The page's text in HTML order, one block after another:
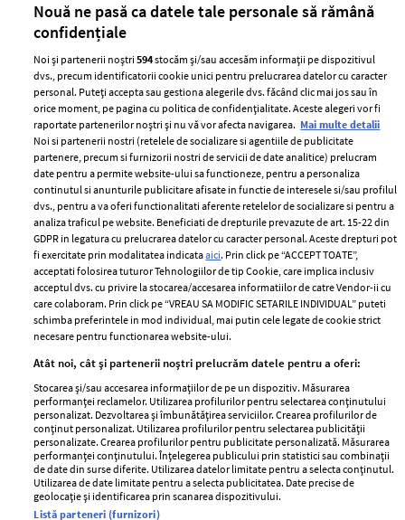
ELLE Style Awards
2024
Despre ELLE
Romania
Contact
Abonamente
Termeni si conditii
Politica de
confidențialitate
Politica de cookies
Publicitate
GSP
Unica
Baby
Retete
femei
Viva
Avantaje
Retete practice
Pariază responsabil! Decizia ONJN nr. 821/25.09.2025.
Nouă ne pasă ca datele tale personale să rămână
confidențiale
Noi și partenerii noștri594stocăm și/sau accesăm informații pe dispozitivul
dvs., precum identificatorii cookie unici pentru prelucrarea datelor cu caracter
personal. Puteți accepta sau gestiona alegerile dvs. făcând clic mai jos sau în
orice moment, pe pagina cu politica de confidențialitate. Aceste alegeri vor fi
raportate partenerilor noștri și nu vă vor afecta navigarea. Mai multe detalii
Noi si partenerii nostri (retelele de socializare si agentiile de publicitate
partenere, precum si furnizorii nostri de servicii de date analitice) prelucram
date pentru a permite website-ului sa functioneze, pentru a personaliza
continutul si anunturile publicitare afisate in functie de interesele si/sau profilul
dvs., pentru a va oferi functionalitati aferente retelelor de socializare si pentru a
analiza traficul pe website. Beneficiati de drepturile prevazute de art. 15-22 din
GDPR in legatura cu prelucrarea datelor cu caracter personal. Aceste drepturi pot
fi exercitate prin modalitatea indicataaici. Prin click pe “ACCEPT TOATE”,
acceptati folosirea tuturor Tehnologiilor de tip Cookie, care implica inclusiv
acceptul dvs. cu privire la stocarea/accesarea informatiilor de catre Vendor-ii cu
care colaboram. Prin click pe “VREAU SA MODIFIC SETARILE INDIVIDUAL” puteti
schimba preferintele in mod individual, mai putin cele legate de cookie strict
necesare pentru functionarea website-ului.
Atât noi, cât și partenerii noștri prelucrăm datele pentru a oferi:
Stocarea și/sau accesarea informațiilor de pe un dispozitiv. Măsurarea
performanței reclamelor. Utilizarea profilurilor pentru selectarea conținutului
personalizat. Dezvoltarea și îmbunătățirea serviciilor. Crearea profilurilor de
conținut personalizat. Utilizarea profilurilor pentru selectarea publicității
personalizate. Crearea profilurilor pentru publicitate personalizată. Măsurarea
performanței conținutului. Înțelegerea publicului prin statistici sau combinații
de date din surse diferite. Utilizarea datelor limitate pentru a selecta conținutul.
Utilizarea de date limitate pentru a selecta publicitatea. Date precise de
geolocație și identificarea prin scanarea dispozitivului.
Listă parteneri (furnizori)